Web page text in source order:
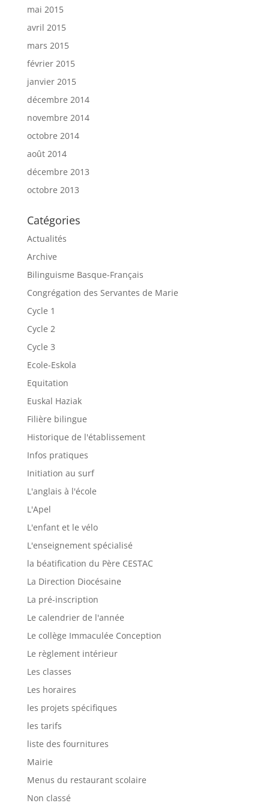
mai 2015
avril 2015
mars 2015
février 2015
janvier 2015
décembre 2014
novembre 2014
octobre 2014
août 2014
décembre 2013
octobre 2013
Catégories
Actualités
Archive
Bilinguisme Basque-Français
Congrégation des Servantes de Marie
Cycle 1
Cycle 2
Cycle 3
Ecole-Eskola
Equitation
Euskal Haziak
Filière bilingue
Historique de l'établissement
Infos pratiques
Initiation au surf
L'anglais à l'école
L'Apel
L'enfant et le vélo
L'enseignement spécialisé
la béatification du Père CESTAC
La Direction Diocésaine
La pré-inscription
Le calendrier de l'année
Le collège Immaculée Conception
Le règlement intérieur
Les classes
Les horaires
les projets spécifiques
les tarifs
liste des fournitures
Mairie
Menus du restaurant scolaire
Non classé